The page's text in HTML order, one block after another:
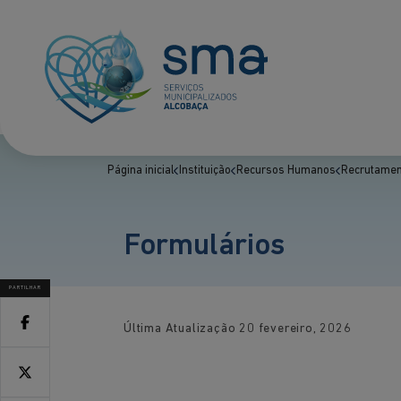
Página inicial Instituição Recursos Humanos
Formulários
Última Atualização 20 fevereiro, 2026
PARTILHAR